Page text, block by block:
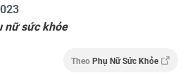
nữ sức khỏe
Theo Phụ Nữ Sức Khỏe